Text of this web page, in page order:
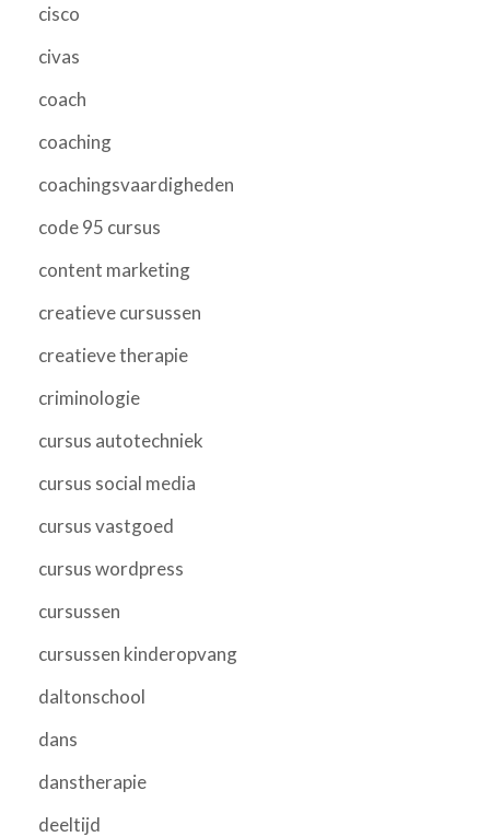
cisco
civas
coach
coaching
coachingsvaardigheden
code 95 cursus
content marketing
creatieve cursussen
creatieve therapie
criminologie
cursus autotechniek
cursus social media
cursus vastgoed
cursus wordpress
cursussen
cursussen kinderopvang
daltonschool
dans
danstherapie
deeltijd